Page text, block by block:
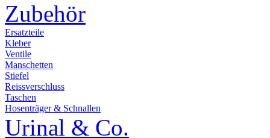
Zubehör
Ersatzteile
Kleber
Ventile
Manschetten
Stiefel
Reissverschluss
Taschen
Hosenträger & Schnallen
Urinal & Co.